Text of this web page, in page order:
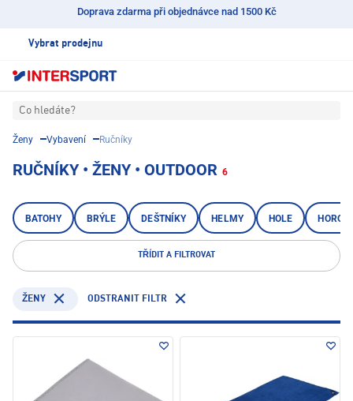
Doprava zdarma při objednávce nad 1500 Kč
Vybrat prodejnu
Co hledáte?
Ženy Vybavení Ručníky
RUČNÍKY • ŽENY • OUTDOOR 6
BATOHY BRÝLE DEŠTNÍKY HELMY HOLE
TŘÍDIT A FILTROVAT
ŽENY ODSTRANIT FILTR